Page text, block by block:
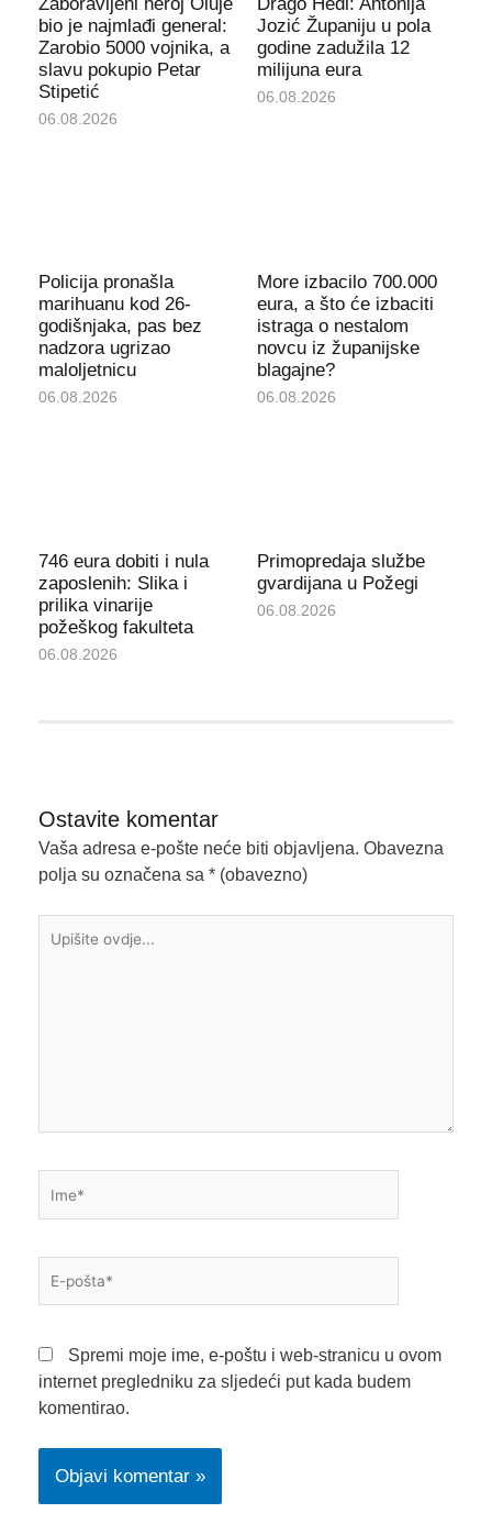
bio je najmlađi general:
Zarobio 5000 vojnika, a
slavu pokupio Petar
Stipetić
06.08.2026
Jozić Županiju u pola
godine zadužila 12
milijuna eura
06.08.2026
Policija pronašla
marihuanu kod 26-
godišnjaka, pas bez
nadzora ugrizao
maloljetnicu
06.08.2026
More izbacilo 700.000
eura, a što će izbaciti
istraga o nestalom
novcu iz županijske
blagajne?
06.08.2026
746 eura dobiti i nula
zaposlenih: Slika i
prilika vinarije
požeškog fakulteta
06.08.2026
Primopredaja službe
gvardijana u Požegi
06.08.2026
Ostavite komentar
Vaša adresa e-pošte neće biti objavljena. Obavezna
polja su označena sa * (obavezno)
ovdje...
pošta*
Spremi moje ime, e-poštu i web-stranicu u ovom
internet pregledniku za sljedeći put kada budem
komentirao.